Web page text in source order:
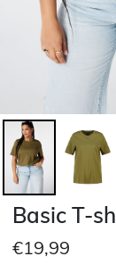
Basic T-
€19,99